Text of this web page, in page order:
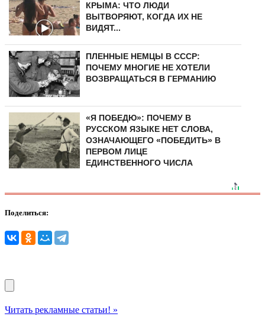
КРЫМА: ЧТО ЛЮДИ
ВЫТВОРЯЮТ, КОГДА ИХ НЕ
ВИДЯТ...
ПЛЕННЫЕ НЕМЦЫ В СССР:
ПОЧЕМУ МНОГИЕ НЕ ХОТЕЛИ
ВОЗВРАЩАТЬСЯ В ГЕРМАНИЮ
«Я ПОБЕДЮ»: ПОЧЕМУ В
РУССКОМ ЯЗЫКЕ НЕТ СЛОВА,
ОЗНАЧАЮЩЕГО «ПОБЕДИТЬ» В
ПЕРВОМ ЛИЦЕ
ЕДИНСТВЕННОГО ЧИСЛА
Поделиться:
Читать рекламные статьи! »